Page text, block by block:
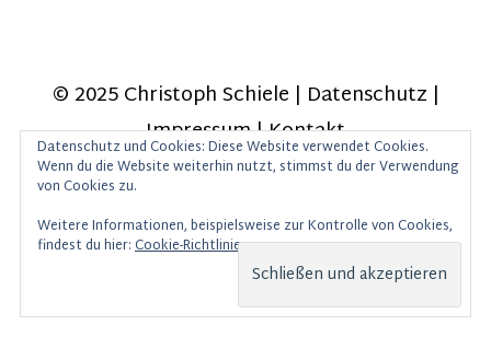
© 2025 Christoph Schiele | Datenschutz |
Impressum|Kontakt
Datenschutz und Cookies: Diese Website verwendet Cookies.
Wenn du die Website weiterhin nutzt, stimmst du der Verwendung
von Cookies zu.
Weitere Informationen, beispielsweise zur Kontrolle von Cookies,
findest du hier:Cookie-Richtlinie